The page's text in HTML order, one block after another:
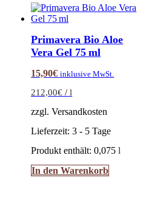
Varianten
Optionen
der
Primavera Bio Aloe
Vera Gel 75 ml
15,90€ inklusive MwSt.
212,00€ /l
zzgl. Versandkosten
Lieferzeit:3 - 5 Tage
Produkt enthält: 0,075l
In den Warenkorb